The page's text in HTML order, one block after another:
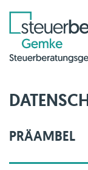
PRÄAMBEL